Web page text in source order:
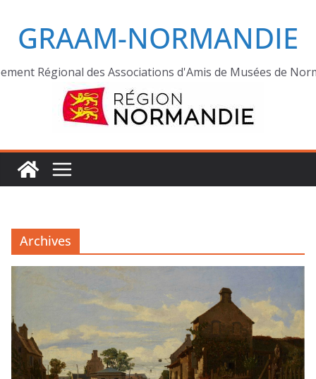
GRAAM-NORMANDIE
Régional des Associations d'Amis de Musées de
Archives